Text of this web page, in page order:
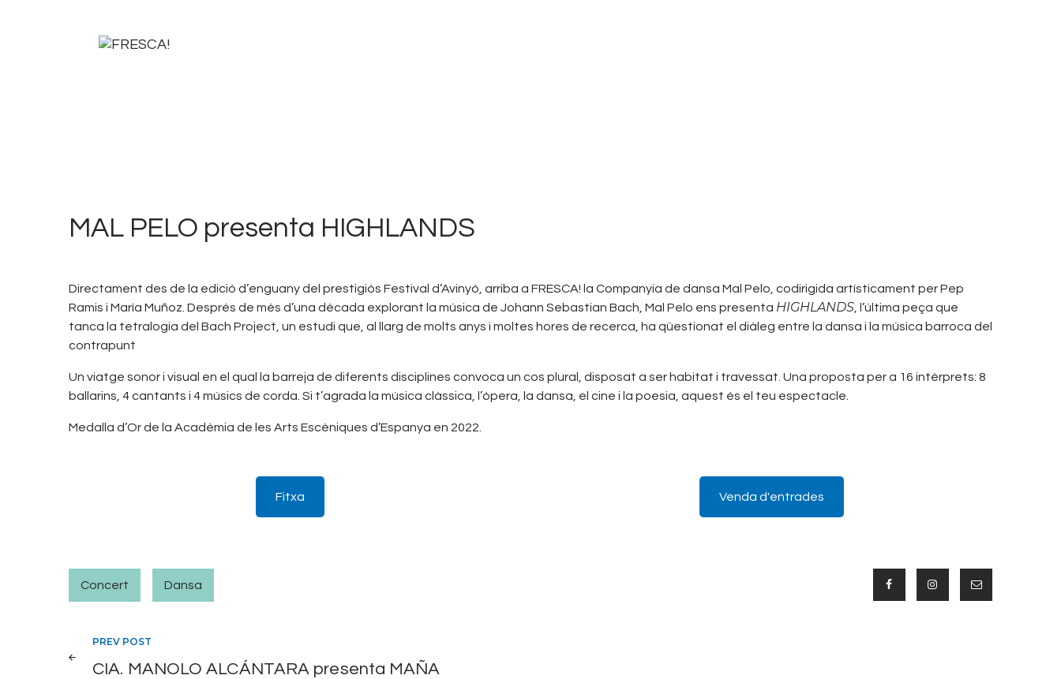
MAL PELO presenta HIGHLANDS
Directament des de la edició d’enguany del prestigiós Festival d’Avinyó, arriba a FRESCA! la Companyia de dansa Mal Pelo, codirigida artísticament per Pep
Ramis i María Muñoz. Després de més d’una dècada explorant la música de Johann Sebastian Bach, Mal Pelo ens presenta HIGHLANDS , l’última peça que
tanca la tetralogia del Bach Project, un estudi que, al llarg de molts anys i moltes hores de recerca, ha qüestionat el diàleg entre la dansa i la música barroca del
contrapunt
Un viatge sonor i visual en el qual la barreja de diferents disciplines convoca un cos plural, disposat a ser habitat i travessat. Una proposta per a 16 intèrprets: 8
ballarins, 4 cantants i 4 músics de corda. Si t’agrada la música clàssica, l’òpera, la dansa, el cine i la poesia, aquest és el teu espectacle.
Medalla d’Or de la Acadèmia de les Arts Escèniques d’Espanya en 2022.
Fitxa Venda d'entrades
Concert Dansa
Navegació
PREV POST
CIA. MANOLO ALCÁNTARA presenta MAÑA